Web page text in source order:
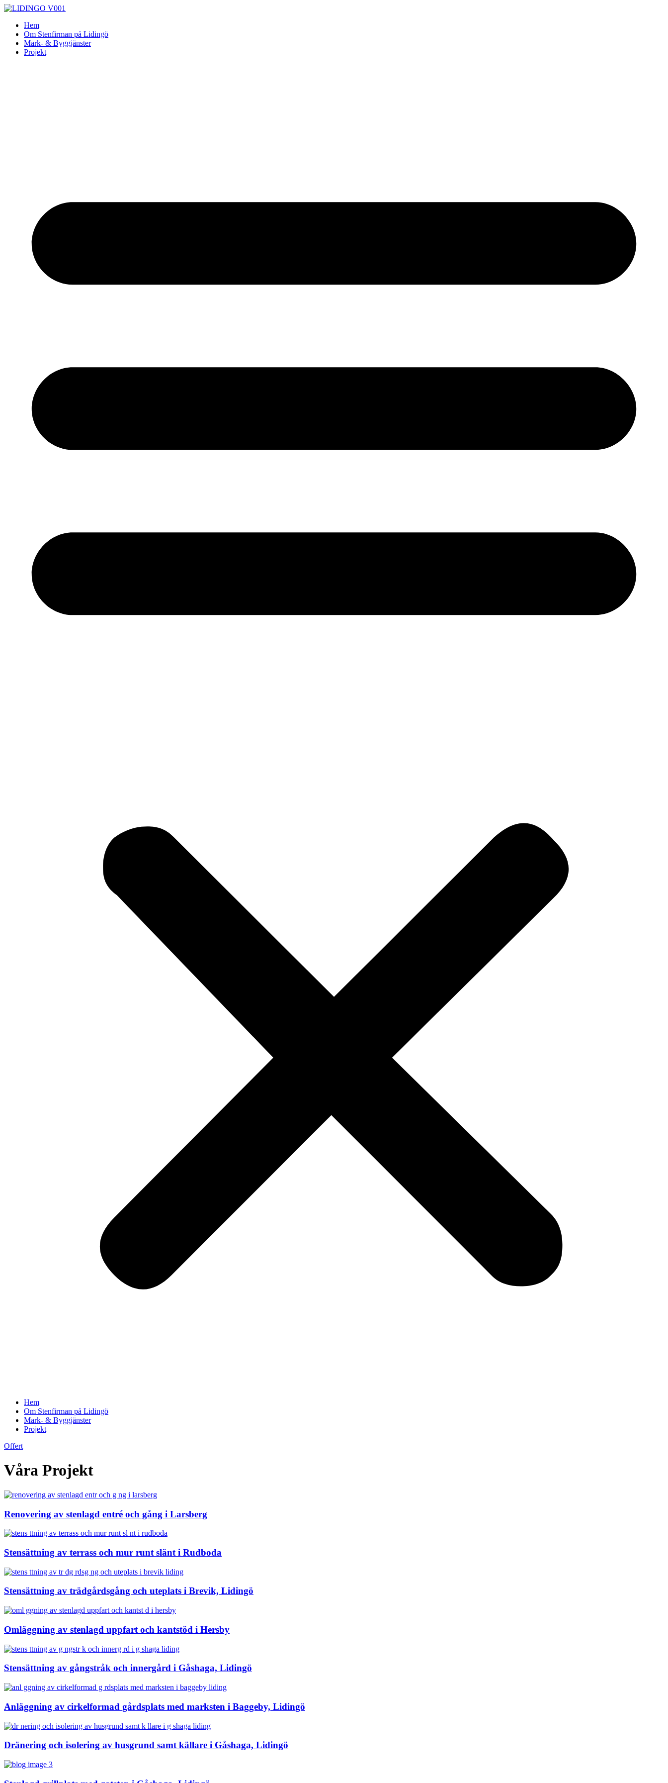
Skip
contentHem
Om Stenfirman på Lidingö
Mark- & Byggjänster
Projekt
Hem
Om Stenfirman på Lidingö
Mark- & Byggjänster
Projekt
Offert
Våra Projekt
Renovering av stenlagd entré och gång i Larsberg
Stensättning av terrass och mur runt slänt i Rudboda
Stensättning av trädgårdsgång och uteplats i Brevik, Lidingö
Omläggning av stenlagd uppfart och kantstöd i Hersby
Stensättning av gångstråk och innergård i Gåshaga, Lidingö
Anläggning av cirkelformad gårdsplats med marksten i Baggeby, Lidingö
Dränering och isolering av husgrund samt källare i Gåshaga, Lidingö